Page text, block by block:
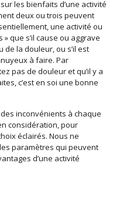
les bienfaits d’une activité
deux ou trois peuvent
une activité ou
que s’il cause ou aggrave
la douleur, ou s’il est
à faire. Par
pas de douleur et qu’il y a
c’est en soi une bonne
inconvénients à chaque
considération, pour
éclairés. Nous ne
paramètres qui peuvent
d’une activité